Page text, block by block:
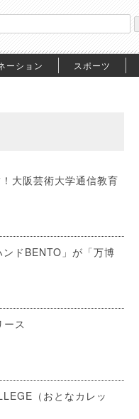
ーション スポーツ
大阪芸術大学通信教育
ドBENTO」が「万博
ス
（おとなカレッ